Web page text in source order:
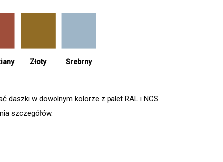
Złoty Srebrny
daszki w dowolnym kolorze z palet RAL i NCS.
szczegółów.